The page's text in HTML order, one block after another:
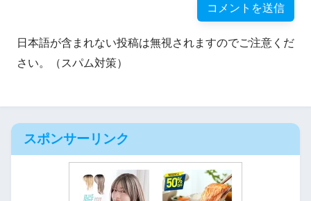
日本語が含まれない投稿は無視されますのでご注意くだ
さい。（スパム対策）
スポンサーリンク